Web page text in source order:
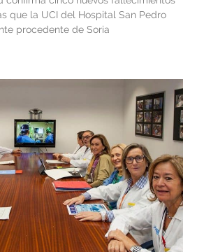
que la UCI del Hospital San Pedro
procedente de Soria